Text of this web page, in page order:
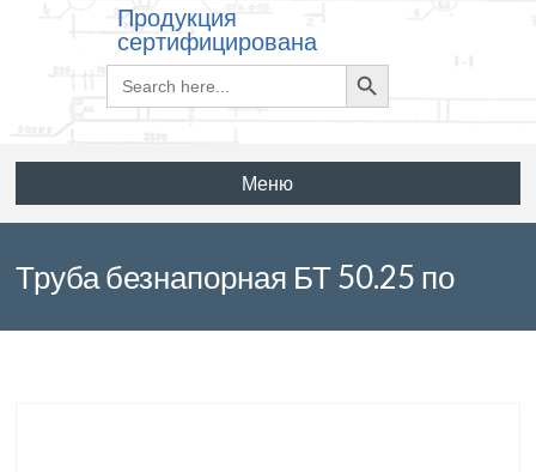
Продукция
сертифицирована
Search
for:
Search
Button
Меню
Труба безнапорная БТ 50.25 по